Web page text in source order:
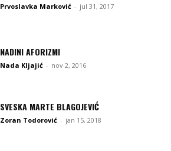
Prvoslavka Marković - jul 31, 2017
NADINI AFORIZMI
Nada Kljajić - nov 2, 2016
SVESKA MARTE BLAGOJEVIĆ
Zoran Todorović - jan 15, 2018